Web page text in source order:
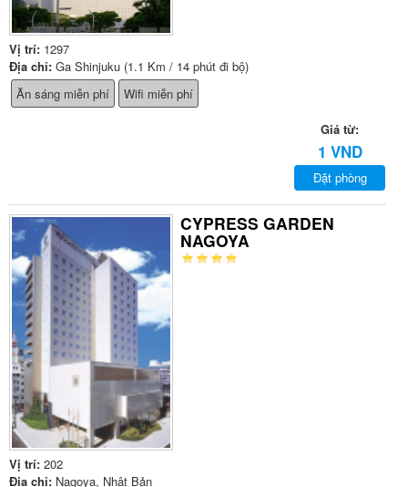
Vị trí: 1297
Địa chỉ: Ga Shinjuku (1.1 Km / 14 phút đi bộ)
Ăn sáng miễn phí
Wifi miễn phí
Giá từ:
1 VND
Đặt phòng
CYPRESS GARDEN
NAGOYA
Vị trí: 202
Địa chỉ: Nagoya, Nhật Bản